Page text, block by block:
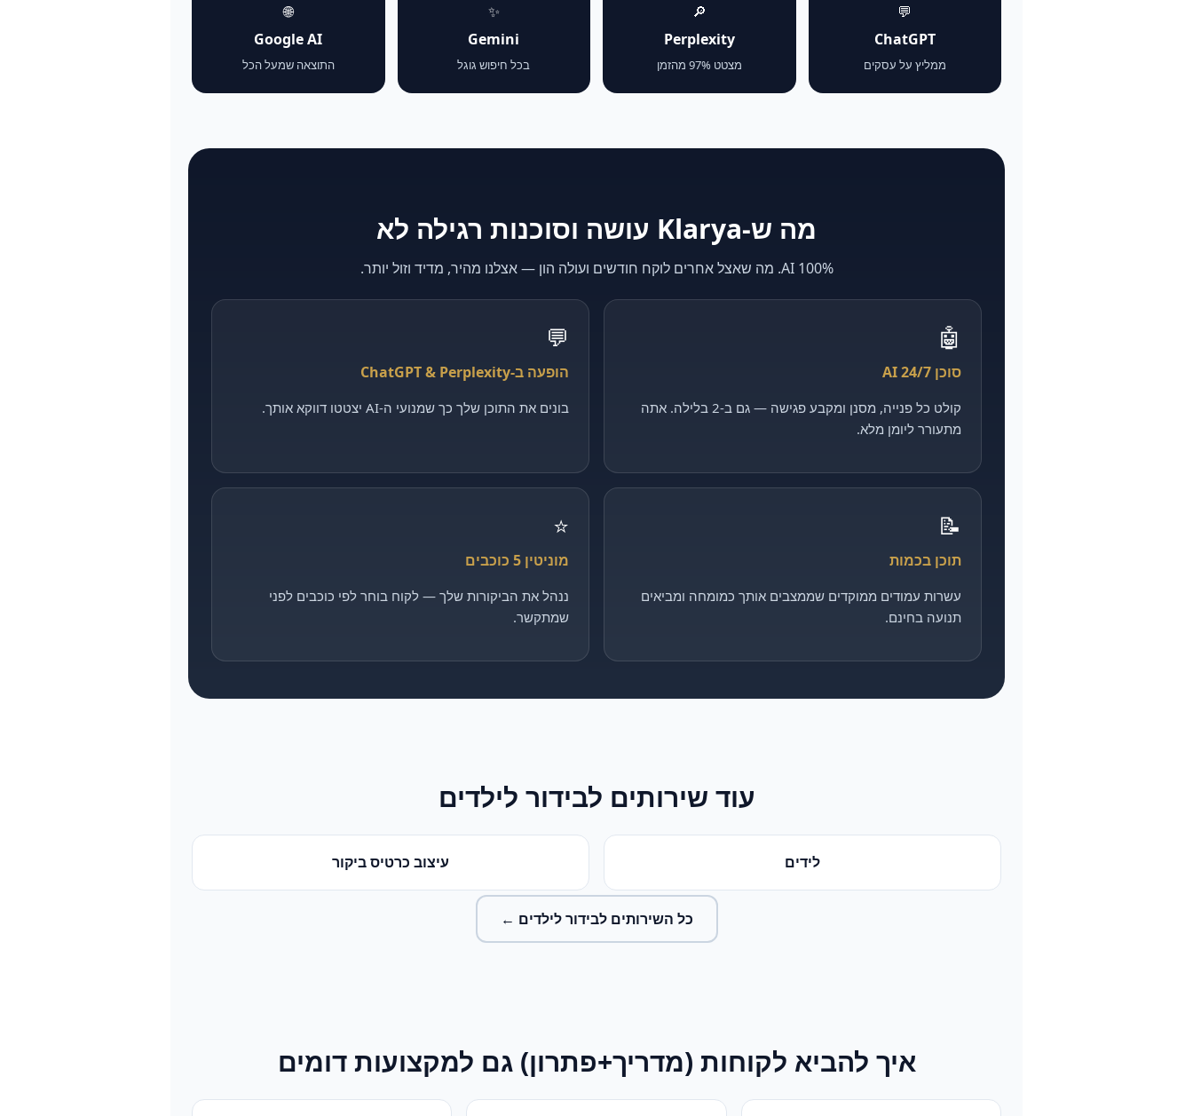
💬
ChatGPT
ממליץ על עסקים
🔎
Perplexity
מצטט 97% מהזמן
✨
Gemini
בכל חיפוש גוגל
🌐
Google AI
התוצאה שמעל הכל
מה ש-Klarya עושה וסוכנות רגילה לא
100% AI. מה שאצל אחרים לוקח חודשים ועולה הון — אצלנו מהיר, מדיד וזול יותר.
🤖
סוכן AI 24/7
קולט כל פנייה, מסנן ומקבע פגישה — גם ב-2 בלילה. אתה
מתעורר ליומן מלא.
💬
הופעה ב-ChatGPT & Perplexity
בונים את התוכן שלך כך שמנועי ה-AI יצטטו דווקא אותך.
📝
תוכן בכמות
עשרות עמודים ממוקדים שממצבים אותך כמומחה ומביאים
תנועה בחינם.
⭐
מוניטין 5 כוכבים
ננהל את הביקורות שלך — לקוח בוחר לפי כוכבים לפני
שמתקשר.
עוד שירותים לבידור לילדים
לידים עיצוב כרטיס ביקור
כל השירותים לבידור לילדים ←
איך להביא לקוחות (מדריך+פתרון) גם למקצועות דומים